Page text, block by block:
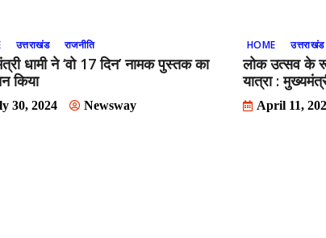
उत्तराखंड राजनीति
धामी ने ‘वो 17 दिन’ नामक पुस्तक का
किया
30, 2024 Newsway
HOME उत्तराखंड
लोक उत्सव के
यात्रा :
April 11,